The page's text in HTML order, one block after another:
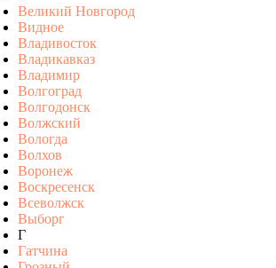
Великий Новгород
Видное
Владивосток
Владикавказ
Владимир
Волгоград
Волгодонск
Волжский
Вологда
Волхов
Воронеж
Воскресенск
Всеволжск
Выборг
Г
Гатчина